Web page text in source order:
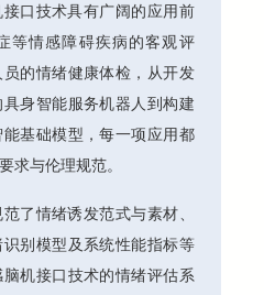
口技术具有广阔的应用前
等情感障碍疾病的客观评
的情绪健康体检，从开发
身智能服务机器人到构建
基础模型，每一项应用都
求与伦理规范。
了情绪诱发范式与素材、
别模型及系统性能指标等
机接口技术的情绪评估系